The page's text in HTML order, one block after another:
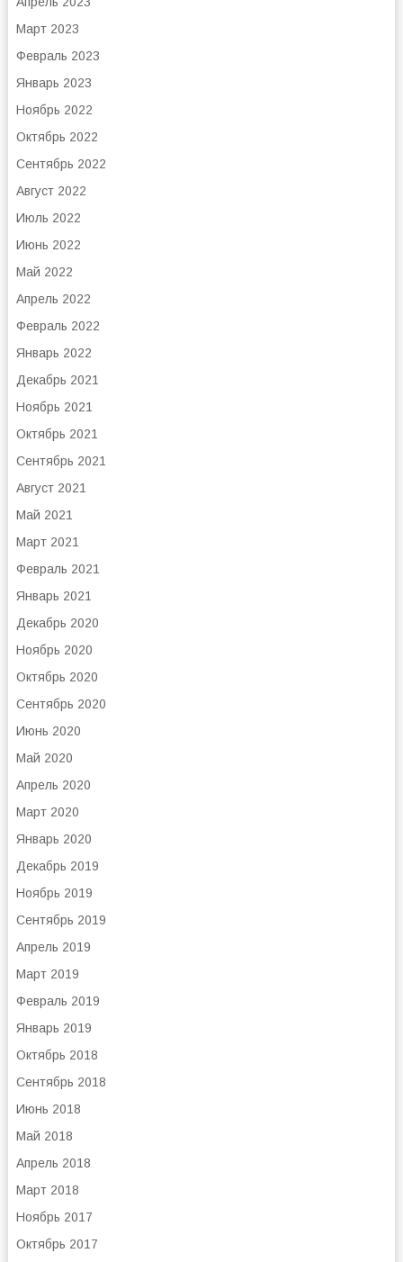
Март 2023
Февраль 2023
Январь 2023
Ноябрь 2022
Октябрь 2022
Сентябрь 2022
Август 2022
Июль 2022
Июнь 2022
Май 2022
Апрель 2022
Февраль 2022
Январь 2022
Декабрь 2021
Ноябрь 2021
Октябрь 2021
Сентябрь 2021
Август 2021
Май 2021
Март 2021
Февраль 2021
Январь 2021
Декабрь 2020
Ноябрь 2020
Октябрь 2020
Сентябрь 2020
Июнь 2020
Май 2020
Апрель 2020
Март 2020
Январь 2020
Декабрь 2019
Ноябрь 2019
Сентябрь 2019
Апрель 2019
Март 2019
Февраль 2019
Январь 2019
Октябрь 2018
Сентябрь 2018
Июнь 2018
Май 2018
Апрель 2018
Март 2018
Ноябрь 2017
Октябрь 2017